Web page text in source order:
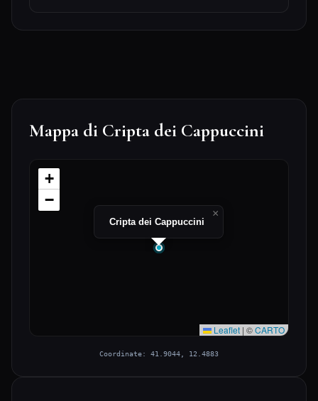
Mappa di Cripta dei Cappuccini
Cripta dei Cappuccini
×
+
−
Leaflet | ©CARTO
Coordinate: 41.9044, 12.4883